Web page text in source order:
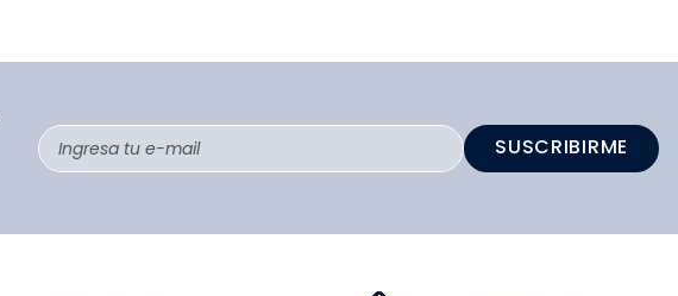
SUSCRIBIRME